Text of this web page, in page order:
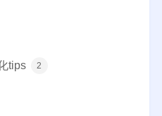
tips 2